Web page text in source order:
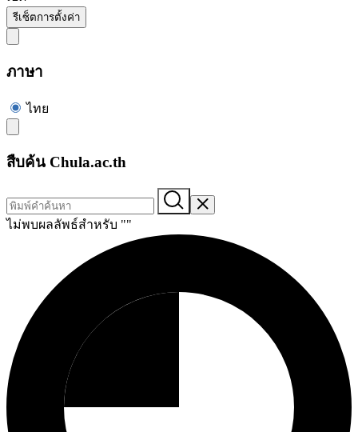
รีเซ็ตการตั้งค่า
ภาษา
ไทย
สืบค้น Chula.ac.th
ไม่พบผลลัพธ์สำหรับ ""